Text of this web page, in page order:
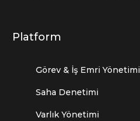
Platform
Görev & İş Emri Yönetimi
Saha Denetimi
Varlık Yönetimi